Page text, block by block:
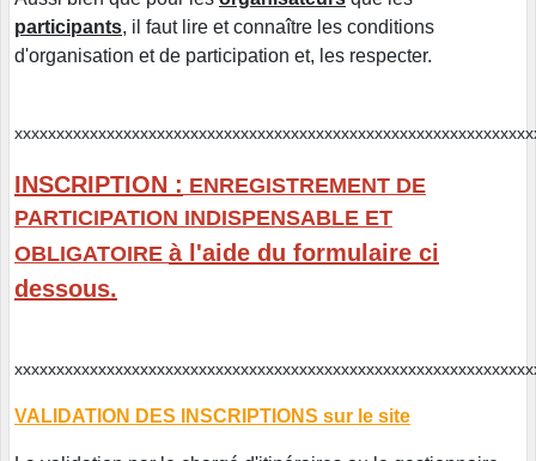
participants, il faut lire et connaître les conditions
d'organisation et de participation et, les respecter.
INSCRIPTION : ENREGISTREMENT DE
PARTICIPATION INDISPENSABLE ET
OBLIGATOIRE à l'aide du formulaire ci
dessous.
VALIDATION DES INSCRIPTIONS sur le site